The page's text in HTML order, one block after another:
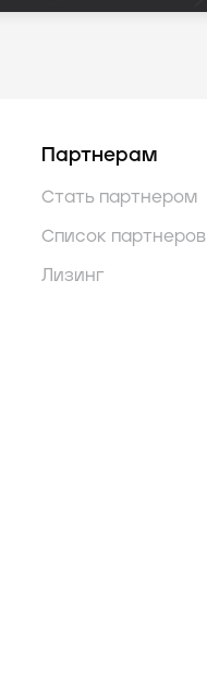
Партнерам
Стать партнером
Список партнеров
Лизинг